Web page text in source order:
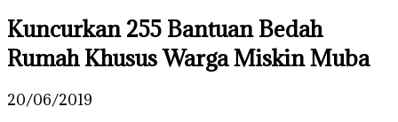
Kuncurkan 255 Bantuan Bedah
Rumah Khusus Warga Miskin Muba
20/06/2019